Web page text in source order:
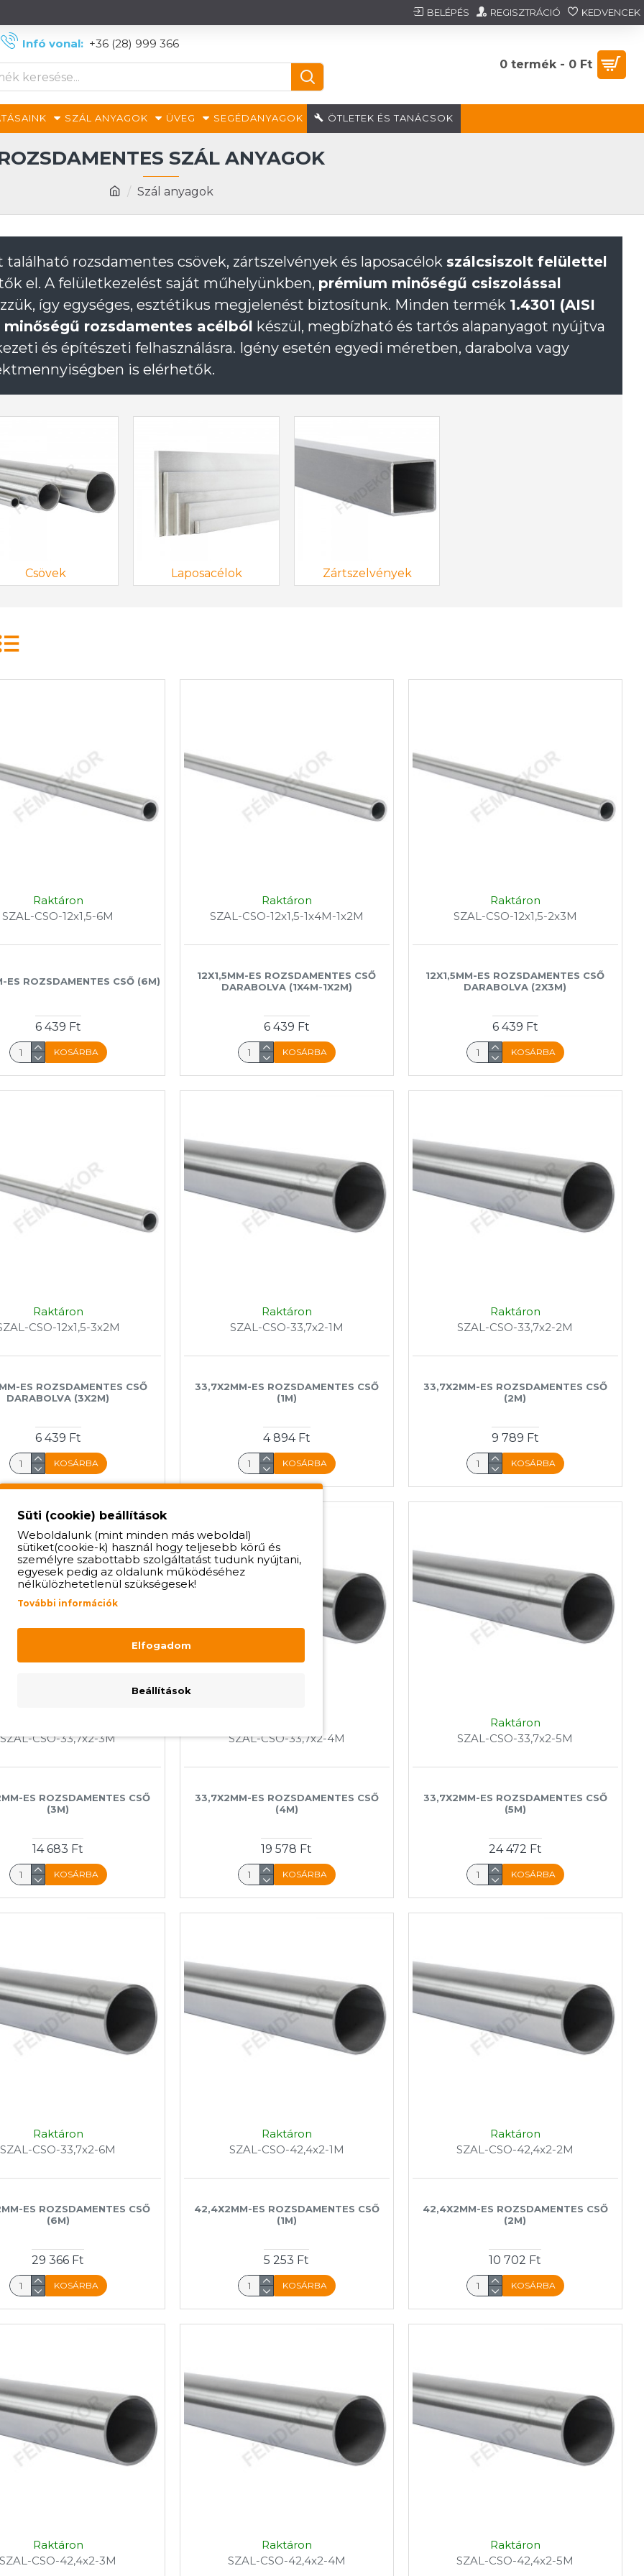
BELÉPÉS REGISZTRÁCIÓ KEDVENCEK
Infó vonal: +36 (28) 999 366
0 termék - 0 Ft
SZÁL ANYAGOK ÜVEG SEGÉDANYAGOK ÖTLETEK ÉS TANÁCSOK
Szál anyagok
SZÁL ANYAGOK
található rozsdamentes csövek, zártszelvények és laposacélok szálcsiszolt felülettel
el. A felületkezelést saját műhelyünkben, prémium minőségű csiszolással
így egységes, esztétikus megjelenést biztosítunk. Minden termék 1.4301 (AISI
minőségű rozsdamentes acélból készül, megbízható és tartós alapanyagot nyújtva
és építészeti felhasználásra. Igény esetén egyedi méretben, darabolva vagy
is elérhetők.
Csövek Laposacélok Zártszelvények
Raktáron
SZAL-CSO-12x1,5-6M
ES ROZSDAMENTES CSŐ (6M)
6 439 Ft
KOSÁRBA
Raktáron
SZAL-CSO-12x1,5-1x4M-1x2M
12X1,5MM-ES ROZSDAMENTES CSŐ
DARABOLVA (1X4M-1X2M)
6 439 Ft
KOSÁRBA
Raktáron
SZAL-CSO-12x1,5-2x3M
12X1,5MM-ES ROZSDAMENTES CSŐ
DARABOLVA (2X3M)
6 439 Ft
KOSÁRBA
Raktáron
CSO-12x1,5-3x2M
ES ROZSDAMENTES CSŐ
DARABOLVA (3X2M)
6 439 Ft
KOSÁRBA
Raktáron
SZAL-CSO-33,7x2-1M
33,7X2MM-ES ROZSDAMENTES CSŐ
(1M)
4 894 Ft
KOSÁRBA
Raktáron
SZAL-CSO-33,7x2-2M
33,7X2MM-ES ROZSDAMENTES CSŐ
(2M)
9 789 Ft
KOSÁRBA
SZAL-CSO-33,7x2-3M
ES ROZSDAMENTES CSŐ
(3M)
14 683 Ft
KOSÁRBA
SZAL-CSO-33,7x2-4M
33,7X2MM-ES ROZSDAMENTES CSŐ
(4M)
19 578 Ft
KOSÁRBA
Raktáron
SZAL-CSO-33,7x2-5M
33,7X2MM-ES ROZSDAMENTES CSŐ
(5M)
24 472 Ft
KOSÁRBA
Raktáron
SZAL-CSO-33,7x2-6M
ES ROZSDAMENTES CSŐ
(6M)
29 366 Ft
KOSÁRBA
Raktáron
SZAL-CSO-42,4x2-1M
42,4X2MM-ES ROZSDAMENTES CSŐ
(1M)
5 253 Ft
KOSÁRBA
Raktáron
SZAL-CSO-42,4x2-2M
42,4X2MM-ES ROZSDAMENTES CSŐ
(2M)
10 702 Ft
KOSÁRBA
Raktáron
SZAL-CSO-42,4x2-3M
Raktáron
SZAL-CSO-42,4x2-4M
Raktáron
SZAL-CSO-42,4x2-5M
Süti (cookie) beállítások
Weboldalunk (mint minden más weboldal)
sütiket(cookie-k) használ hogy teljesebb körű és
személyre szabottabb szolgáltatást tudunk nyújtani,
egyesek pedig az oldalunk működéséhez
nélkülözhetetlenül szükségesek!
További információk
Elfogadom
Beállítások